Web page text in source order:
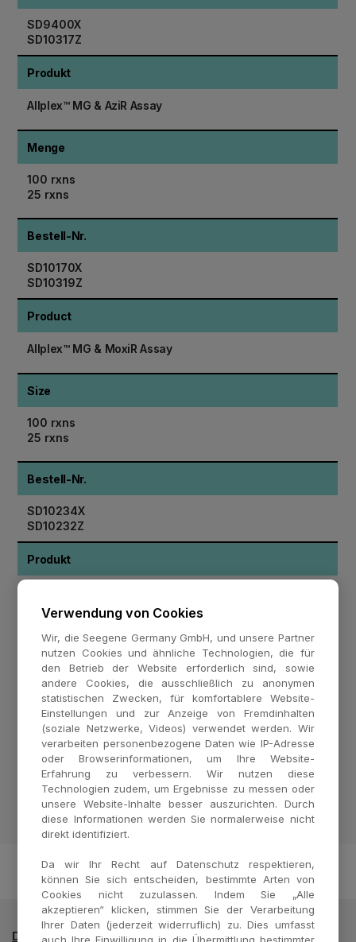
SD9400X
SD10317Z
Produkt
Allplex™ MG & AziR Assay
Menge
100 rxns
25 rxns
Bestell-Nr.
SD10170X
SD10319Z
Product
Allplex™ MG & MoxiR Assay
Size
100 rxns
25 rxns
Bestell-Nr.
SD10234X
SD10232Z
Produkt
Menge
100 rxns
25 rxns
Bestell-Nr.
SD10367X
SD10368Z
*Eine exogene interne Kontrolle ist für Urin- und Anorektalabstriche vorgeschrieben.
Datenschutzrichtlinie Impressum Kontakt
Verwendung von Cookies
Wir, die Seegene Germany GmbH, und unsere Partner
nutzen Cookies und ähnliche Technologien, die für
den Betrieb der Website erforderlich sind, sowie
andere Cookies, die ausschließlich zu anonymen
statistischen Zwecken, für komfortablere Website-
Einstellungen und zur Anzeige von Fremdinhalten
(soziale Netzwerke, Videos) verwendet werden. Wir
verarbeiten personenbezogene Daten wie IP-Adresse
oder Browserinformationen, um Ihre Website-
Erfahrung zu verbessern. Wir nutzen diese
Technologien zudem, um Ergebnisse zu messen oder
unsere Website-Inhalte besser auszurichten. Durch
diese Informationen werden Sie normalerweise nicht
direkt identifiziert.
Da wir Ihr Recht auf Datenschutz respektieren,
können Sie sich entscheiden, bestimmte Arten von
Cookies nicht zuzulassen. Indem Sie „Alle
akzeptieren“ klicken, stimmen Sie der Verarbeitung
Ihrer Daten (jederzeit widerruflich) zu. Dies umfasst